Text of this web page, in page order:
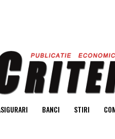
BANCI STIRI